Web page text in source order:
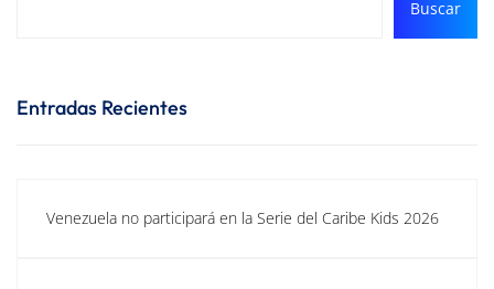
Buscar
Entradas Recientes
Venezuela no participará en la Serie del Caribe Kids 2026